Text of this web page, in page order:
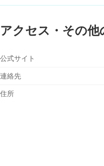
アクセス・その他
公式サイト
連絡先
住所